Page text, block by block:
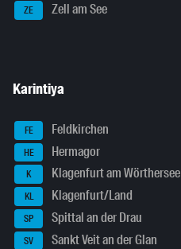
ZE Zell am See
Karintiya
FE Feldkirchen
HE Hermagor
K Klagenfurt am Wörthersee
KL Klagenfurt/Land
SP Spittal an der Drau
SV Sankt Veit an der Glan